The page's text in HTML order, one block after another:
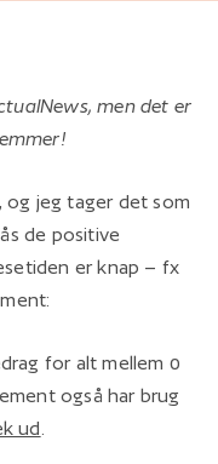
men det er
og jeg tager det som
de positive
er knap – fx
for alt mellem 0
også har brug
ud.